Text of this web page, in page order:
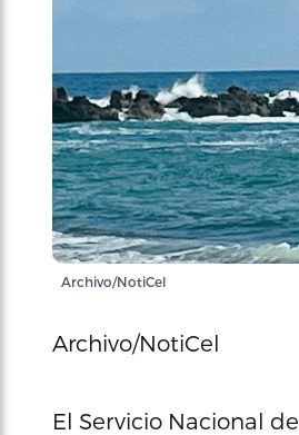
Archivo/NotiCel
Archivo/NotiCel
El Servicio Nacional